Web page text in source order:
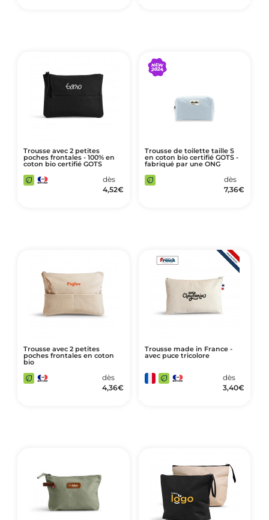
Trousse avec 2 petites
poches frontales - 100% en
coton bio certifié GOTS
dès
4,52€
Trousse de toilette taille S
en coton bio certifié GOTS -
fabriqué par une ONG
dès
7,36€
Trousse avec 2 petites
poches frontales en coton
bio
dès
4,36€
Trousse made in France -
avec puce tricolore
dès
3,40€